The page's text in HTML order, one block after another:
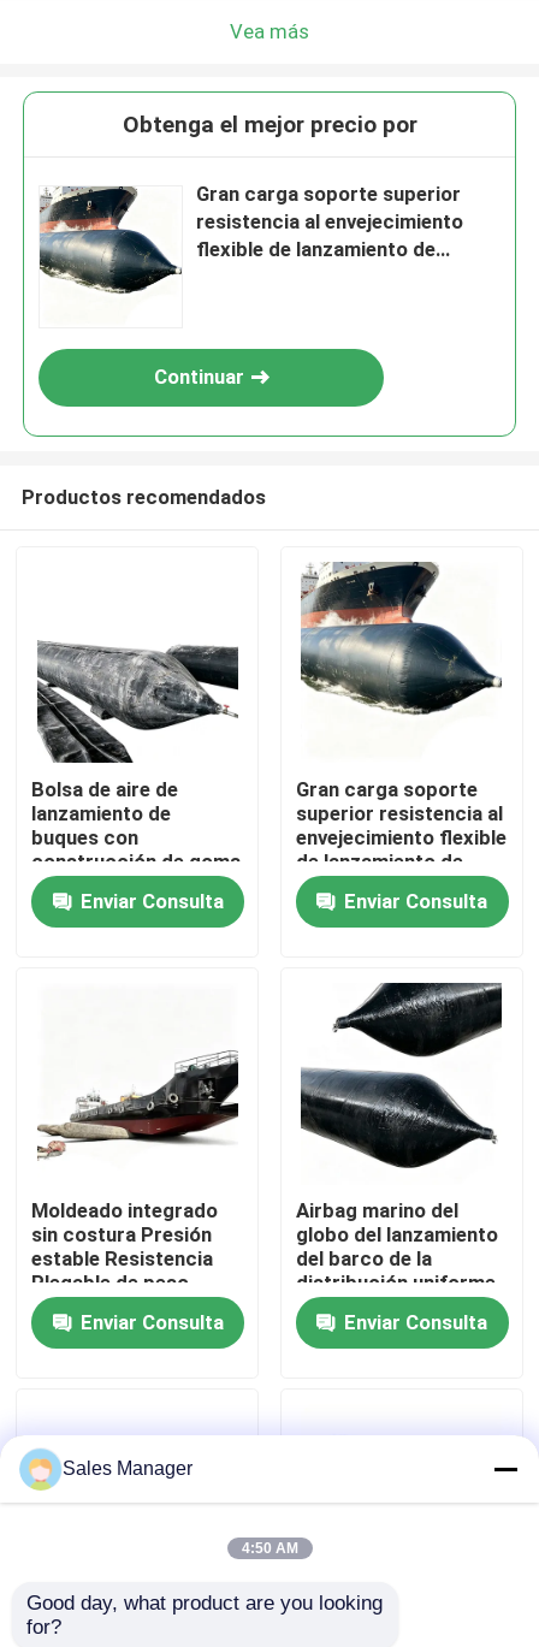
Videos
Visita a la fábrica
Control de Calidad
Bolsas de aire de caucho marino
Bolsas de aire de rescate marítimo
Bolsas de aire inflables para el transporte marítimo
Vea más
Obtenga el mejor precio por
Gran carga soporte superior
resistencia al envejecimiento
flexible de lanzamiento de
Continuar
Productos recomendados
Bolsa de aire de
lanzamiento de
buques con
construcción de goma
de múltiples capas
Alta estanqueidad al
aire y fuerte
Enviar Consulta
Gran carga soporte
superior resistencia al
envejecimiento flexible
de lanzamiento de
buques hinchable
globo de aire marine
airbag
Enviar Consulta
Moldeado integrado
sin costura Presión
estable Resistencia
Plegable de peso
ligero Balón de
lanzamiento de
buques Bolsa de aire
Enviar Consulta
Airbag marino del
globo del lanzamiento
del barco de la
distribución uniforme
de la fuerza del
sellado del extremo
reforzado de la
Enviar Consulta
Bolsa de aire marina
Sales Manager
4:50 AM
Good day, what product are you looking
for?